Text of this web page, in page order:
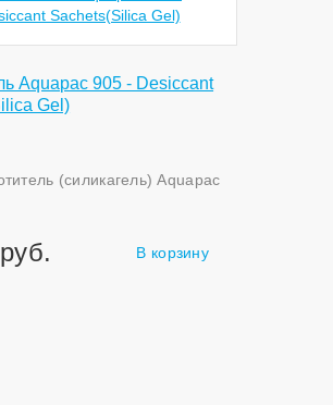
Aquapac 905 - Desiccant
Gel)
(силикагель) Aquapac
руб. В корзину